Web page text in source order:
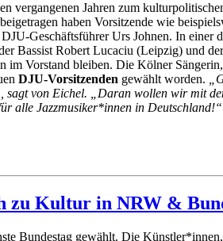
vergangenen Jahren zum
haben Vorsitzende wie
Geschäftsführer Urs Johnen. In
Bassist Robert Lucaciu (Leipzig) und
im Vorstand bleiben. Die Kölner
DJU-Vorsitzenden gewählt worden.
sagt von Eichel. „Daran wollen wir mit
alle Jazzmusiker*innen in Deutschland!“
zu Kultur in NRW &
Bundestag gewählt. Die